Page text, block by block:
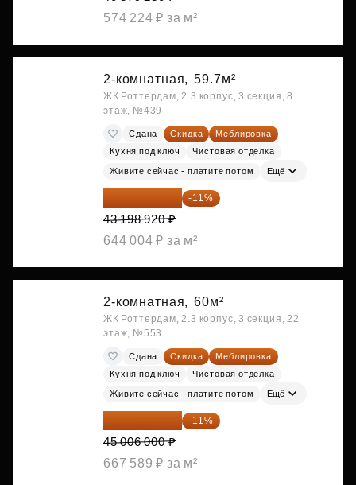
574 224 ₽ за м²
2-комнатная, 59.7м²
ЖК Роттердам, 2.3 корпус, 3 секция, 8
этаж, №439
Сдана Скидка
Меблировка
Кухня под ключ
Чистовая отделка
Живите сейчас - платите потом Ещё
38 447 039 ₽ -11%
43 198 920 ₽
644 004 ₽ за м²
2-комнатная, 60м²
ЖК Роттердам, 2.3 корпус, 3 секция, 22
этаж, №553
Сдана Скидка
Меблировка
Кухня под ключ
Чистовая отделка
Живите сейчас - платите потом Ещё
40 055 340 ₽ -11%
45 006 000 ₽
667 589 ₽ за м²